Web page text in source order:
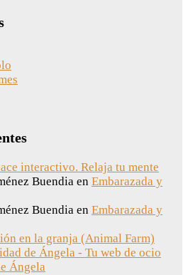
interactivo. Relaja tu mente
Buendia en Embarazada y
Buendia en Embarazada y
en la granja (Animal Farm)
de Ángela - Tu web de ocio
Ángela